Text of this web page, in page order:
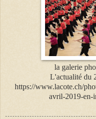
la galerie
L'actualité du
https://www.lacote.ch/
avril-2019-en-